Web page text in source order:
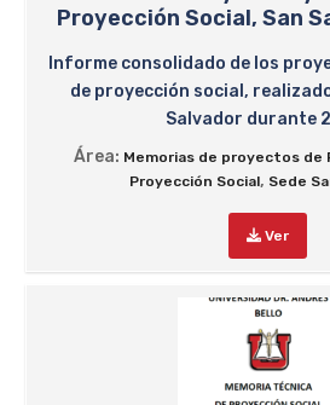
Proyección Social, San
Informe consolidado de los
de proyección social,
Salvador durante
Área: Memorias de proyectos de
Proyección Social, Sede
Ver